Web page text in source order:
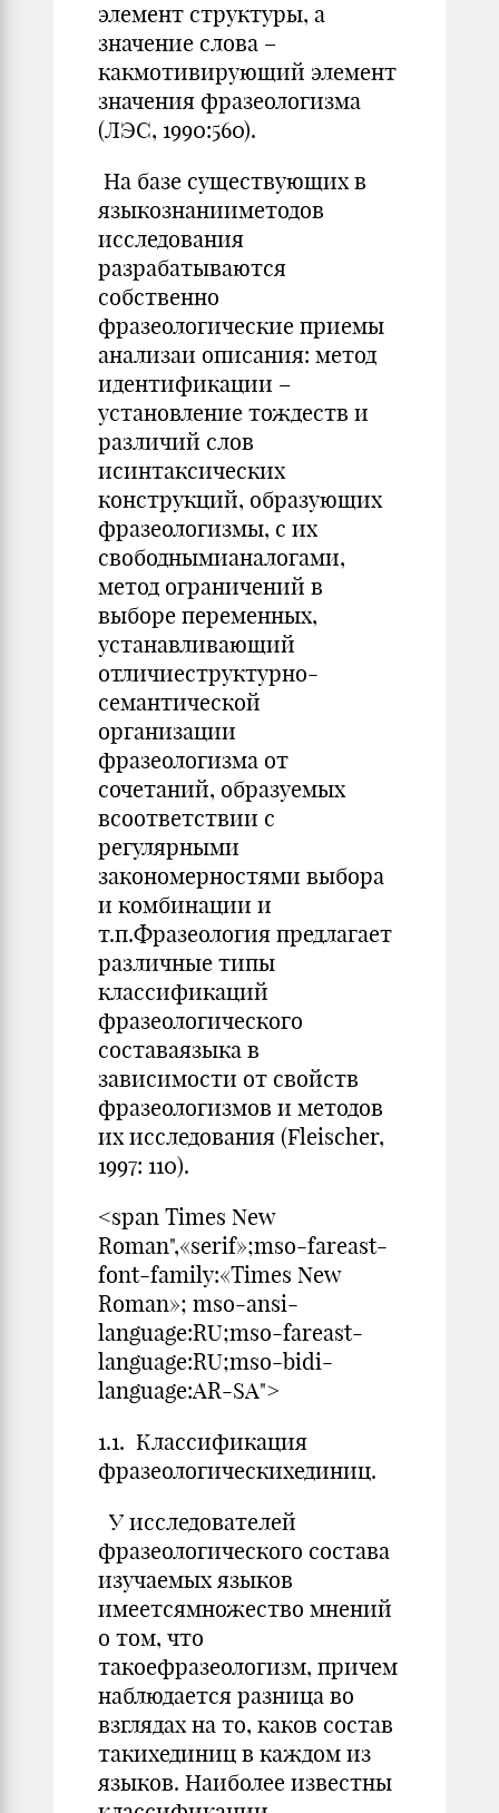
элемент структуры, а
значение слова –
какмотивирующий элемент
значения фразеологизма
(ЛЭС, 1990:560).
На базе существующих в
языкознанииметодов
исследования
разрабатываются
собственно
фразеологические приемы
анализаи описания: метод
идентификации –
установление тождеств и
различий слов
исинтаксических
конструкций, образующих
фразеологизмы, с их
свободнымианалогами,
метод ограничений в
выборе переменных,
устанавливающий
отличиеструктурно-
семантической
организации
фразеологизма от
сочетаний, образуемых
всоответствии с
регулярными
закономерностями выбора
и комбинации и
т.п.Фразеология предлагает
различные типы
классификаций
фразеологического
составаязыка в
зависимости от свойств
фразеологизмов и методов
их исследования (Fleischer,
1997: 110).
<span Times New
Roman",«serif»;mso-fareast-
font-family:«Times New
Roman»; mso-ansi-
language:RU;mso-fareast-
language:RU;mso-bidi-
language:AR-SA">
1.1. Классификация
фразеологическихединиц.
У исследователей
фразеологического состава
изучаемых языков
имеетсямножество мнений
о том, что
такоефразеологизм, причем
наблюдается разница во
взглядах на то, каков состав
такихединиц в каждом из
языков. Наиболее известны